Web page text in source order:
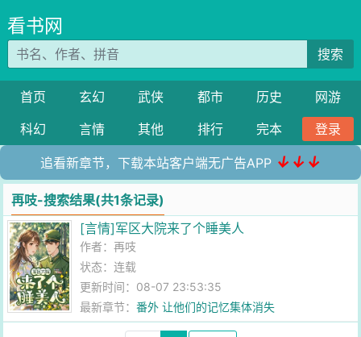
看书网
搜索
首页 玄幻 武侠 都市 历史
网游
科幻
言情 其他 排行 完本 登录
追看新章节，下载本站客户端无广告APP ↓↓↓
再吱-搜索结果(共1条记录)
[言情]军区大院来了个睡美人
作者：再吱
状态：连载
更新时间：08-07 23:53:35
最新章节：番外 让他们的记忆集体消失